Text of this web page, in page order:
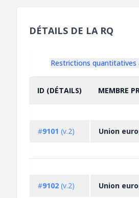
DÉTAILS DE LA RQ
Restrictions
ID (DÉTAILS) TRIER PAR
MEMBRE
CROISSANT
#9101 (v.2) Union
#9102 (v.2) Union